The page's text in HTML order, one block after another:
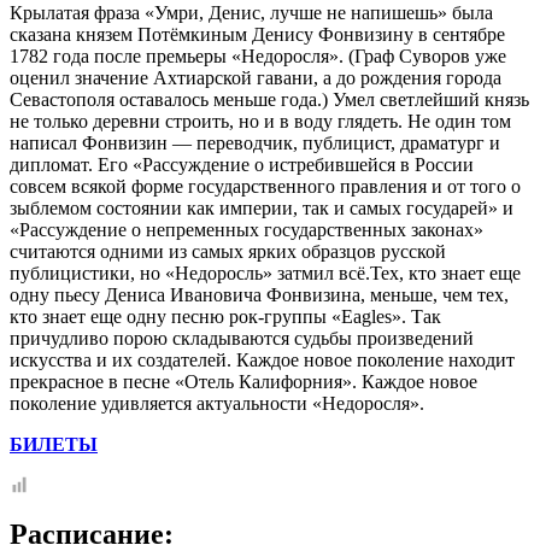
Крылатая фраза «Умри, Денис, лучше не напишешь» была
сказана князем Потёмкиным Денису Фонвизину в сентябре
1782 года после премьеры «Недоросля». (Граф Суворов уже
оценил значение Ахтиарской гавани, а до рождения города
Севастополя оставалось меньше года.) Умел светлейший князь
не только деревни строить, но и в воду глядеть. Не один том
написал Фонвизин — переводчик, публицист, драматург и
дипломат. Его «Рассуждение о истребившейся в России
совсем всякой форме государственного правления и от того о
зыблемом состоянии как империи, так и самых государей» и
«Рассуждение о непременных государственных законах»
считаются одними из самых ярких образцов русской
публицистики, но «Недоросль» затмил всё.Тех, кто знает еще
одну пьесу Дениса Ивановича Фонвизина, меньше, чем тех,
кто знает еще одну песню рок-группы «Eagles». Так
причудливо порою складываются судьбы произведений
искусства и их создателей. Каждое новое поколение находит
прекрасное в песне «Отель Калифорния». Каждое новое
поколение удивляется актуальности «Недоросля».
БИЛЕТЫ
Расписание: